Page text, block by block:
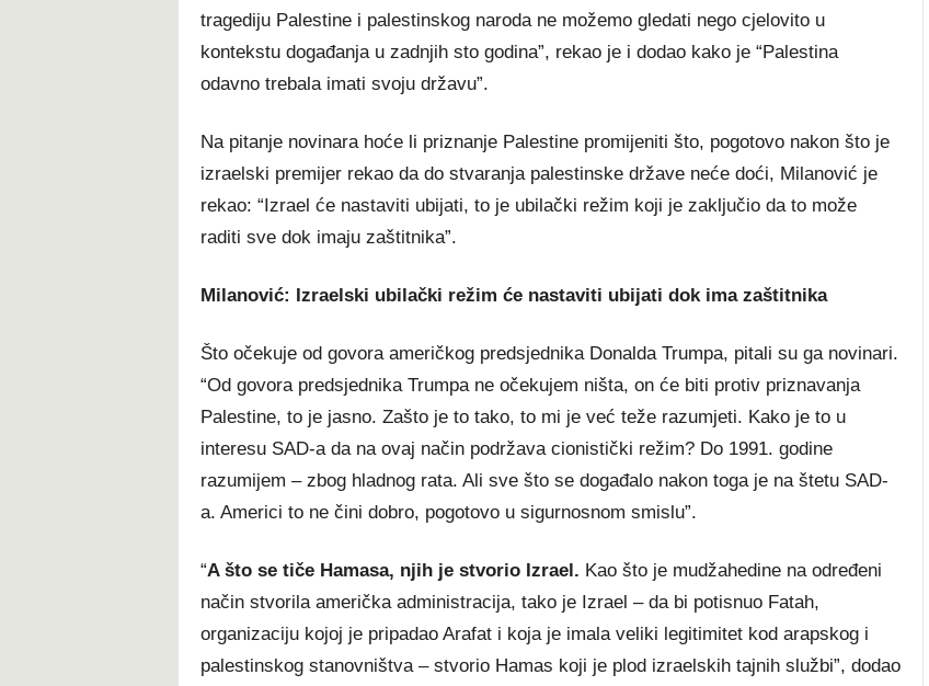
tragediju Palestine i palestinskog naroda ne možemo gledati nego cjelovito u
kontekstu događanja u zadnjih sto godina”, rekao je i dodao kako je “Palestina
odavno trebala imati svoju državu”.
Na pitanje novinara hoće li priznanje Palestine promijeniti što, pogotovo nakon što je
izraelski premijer rekao da do stvaranja palestinske države neće doći, Milanović je
rekao: “Izrael će nastaviti ubijati, to je ubilački režim koji je zaključio da to može
raditi sve dok imaju zaštitnika”.
Milanović: Izraelski ubilački režim će nastaviti ubijati dok ima zaštitnika
Što očekuje od govora američkog predsjednika Donalda Trumpa, pitali su ga novinari.
“Od govora predsjednika Trumpa ne očekujem ništa, on će biti protiv priznavanja
Palestine, to je jasno. Zašto je to tako, to mi je već teže razumjeti. Kako je to u
interesu SAD-a da na ovaj način podržava cionistički režim? Do 1991. godine
razumijem – zbog hladnog rata. Ali sve što se događalo nakon toga je na štetu SAD-
a. Americi to ne čini dobro, pogotovo u sigurnosnom smislu”.
“A što se tiče Hamasa, njih je stvorio Izrael. Kao što je mudžahedine na određeni
način stvorila američka administracija, tako je Izrael – da bi potisnuo Fatah,
organizaciju kojoj je pripadao Arafat i koja je imala veliki legitimitet kod arapskog i
palestinskog stanovništva – stvorio Hamas koji je plod izraelskih tajnih službi”, dodao